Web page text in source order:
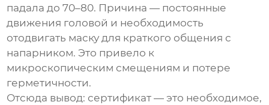
падала до 70–80. Причина — постоянные
движения головой и необходимость
отодвигать маску для краткого общения с
напарником. Это привело к
микроскопическим смещениям и потере
герметичности.
Отсюда вывод: сертификат — это необходимое,